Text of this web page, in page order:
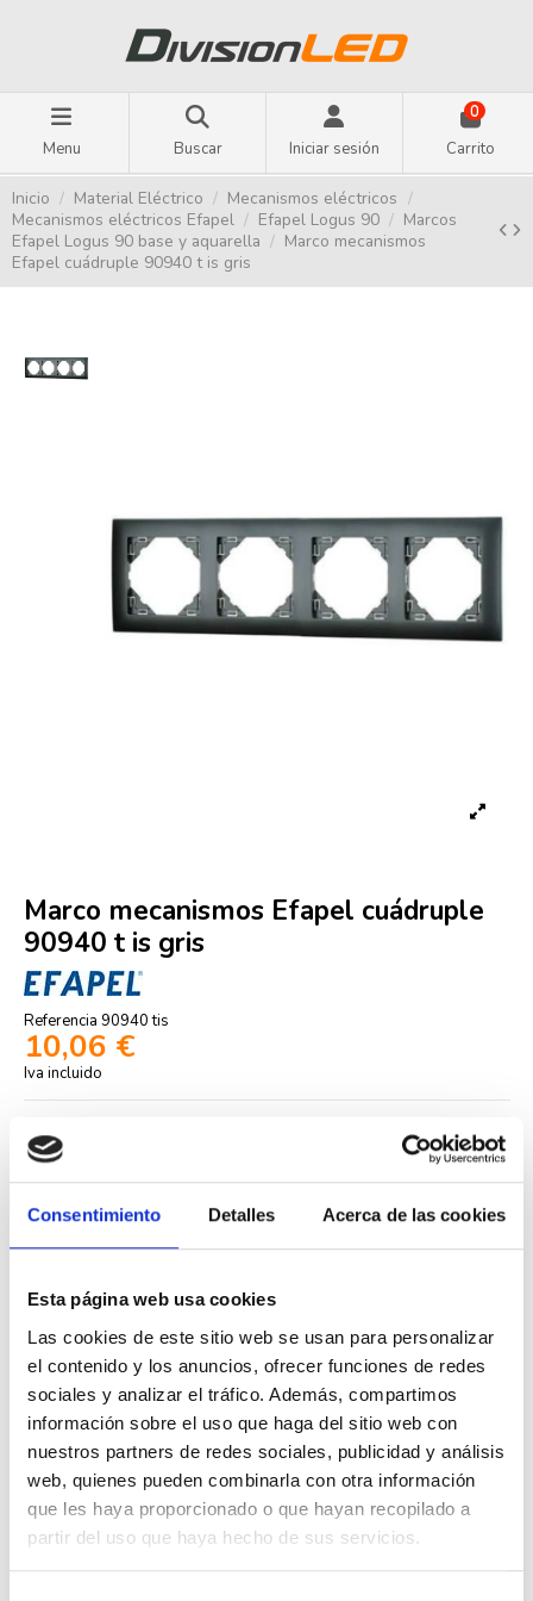
Consentimiento Detalles Acerca de las cookies
Esta página web usa cookies
Las cookies de este sitio web se usan para personalizar
el contenido y los anuncios, ofrecer funciones de redes
sociales y analizar el tráfico. Además, compartimos
información sobre el uso que haga del sitio web con
nuestros partners de redes sociales, publicidad y análisis
web, quienes pueden combinarla con otra información
que les haya proporcionado o que hayan recopilado a
partir del uso que haya hecho de sus servicios.
Menu Buscar Iniciar sesión
0
Carrito
Inicio Material Eléctrico
Mecanismos eléctricos
Mecanismos eléctricos Efapel
Efapel Logus 90
Marcos
Efapel Logus 90 base y aquarella
Marco mecanismos
Efapel cuádruple 90940 t is gris
Marco mecanismos Efapel cuádruple
90940 t is gris
Referencia 90940 tis
10,06 €
Iva incluido
Descripción
cuatro mecanismos de la serie Logus 90 BASE en una misma superficie.
Este marco está fabricado en material termoplástico de alta resistencia y
presenta un acabado gris que se adapta a diferentes estilos decorativos.
Compatible con teclas BASE y AQUARELLA de la misma serie, este
marco facilita la organización de múltiples funciones eléctricas en
espacios donde se requiere mayor densidad de mecanismos. Su diseño
modular permite crear instalaciones ordenadas y funcionales.
Características técnicas del producto: